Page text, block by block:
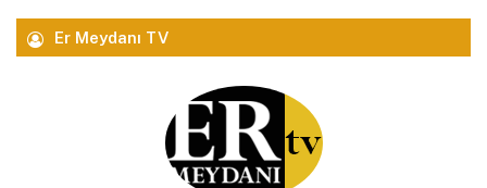
Er Meydanı TV